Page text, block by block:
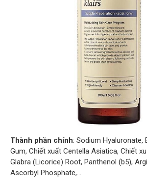
Thành phần chính: Sodium Hyaluronate,
Gum, Chiết xuất Centella Asiatica, Chiết
Glabra (Licorice) Root, Panthenol (b5),
Ascorbyl Phosphate,…